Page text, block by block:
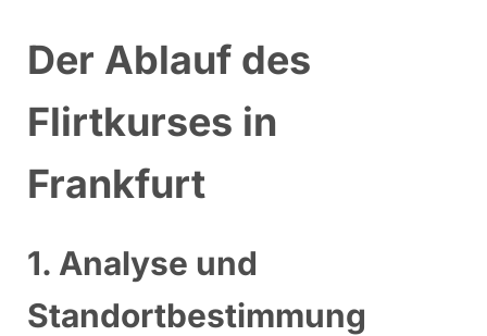
Der Ablauf des
Flirtkurses in
Frankfurt
1. Analyse und
Standortbestimmung